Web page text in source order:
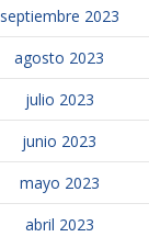
septiembre 2023
agosto 2023
julio 2023
junio 2023
mayo 2023
abril 2023